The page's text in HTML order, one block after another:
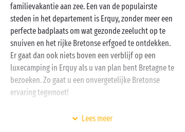
familievakantie aan zee. Een van de populairste
steden in het departement is Erquy, zonder meer een
perfecte badplaats om wat gezonde zeelucht op te
snuiven en het rijke Bretonse erfgoed te ontdekken.
Er gaat dan ook niets boven een verblijf op een
luxecamping in Erquy als u van plan bent Bretagne te
bezoeken. Zo gaat u een onvergetelijke Bretonse
ervaring tegemoet!
Lees meer